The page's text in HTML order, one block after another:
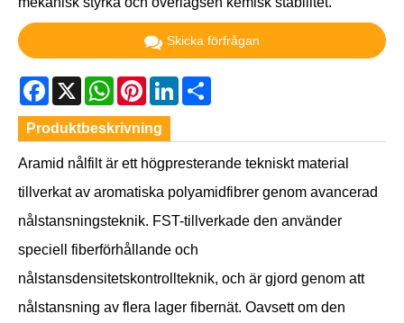
Skicka förfrågan
Facebook
X WhatsApp
PinterestLinkedIn
Produktbeskrivning
Aramid nålfilt är ett högpresterande tekniskt material
tillverkat av aromatiska polyamidfibrer genom avancerad
nålstansningsteknik. FST-tillverkade den använder
speciell fiberförhållande och
nålstansdensitetskontrollteknik, och är gjord genom att
nålstansning av flera lager fibernät. Oavsett om den